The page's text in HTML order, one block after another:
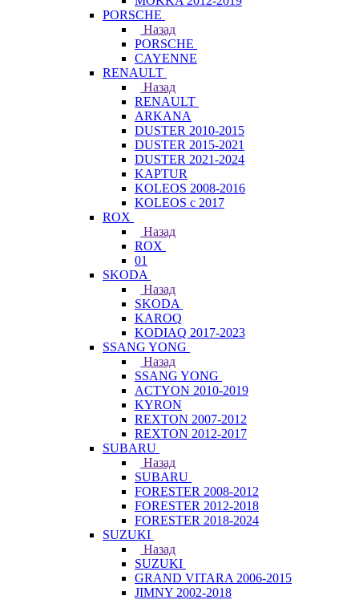
PORSCHE
Назад
PORSCHE
CAYENNE
RENAULT
Назад
RENAULT
ARKANA
DUSTER 2010-2015
DUSTER 2015-2021
DUSTER 2021-2024
KAPTUR
KOLEOS 2008-2016
KOLEOS с 2017
ROX
Назад
ROX
01
SKODA
Назад
SKODA
KAROQ
KODIAQ 2017-2023
SSANG YONG
Назад
SSANG YONG
ACTYON 2010-2019
KYRON
REXTON 2007-2012
REXTON 2012-2017
SUBARU
Назад
SUBARU
FORESTER 2008-2012
FORESTER 2012-2018
FORESTER 2018-2024
SUZUKI
Назад
SUZUKI
GRAND VITARA 2006-2015
JIMNY 2002-2018